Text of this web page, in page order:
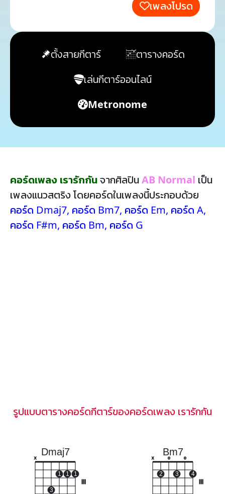
เพลงโปรด
ตั้งสายกีตาร์
ตารางคอร์ด
เล่นกีตาร์ออนไลน์
Metronome
คอร์ดเพลง เรารักกันจากศิลปินAB Normal เป็น
เพลงแนวสตริง โดยคอร์ดในเพลงนี้ประกอบด้วย
คอร์ด Dmaj7, คอร์ด Bm7, คอร์ด Em, คอร์ด A,
คอร์ด F#m, คอร์ด Bm, คอร์ด G
รูปแบบตารางคอร์ดกีตาร์ของคอร์ดเพลง เรารักกัน
Dmaj7
x
3
1 1 1
Bm7
x
2
o
3
o
4